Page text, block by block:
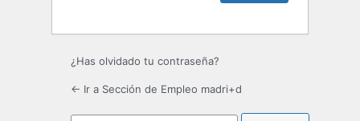
¿Has olvidado tu contraseña?
← Ir a Sección de Empleo madri+d